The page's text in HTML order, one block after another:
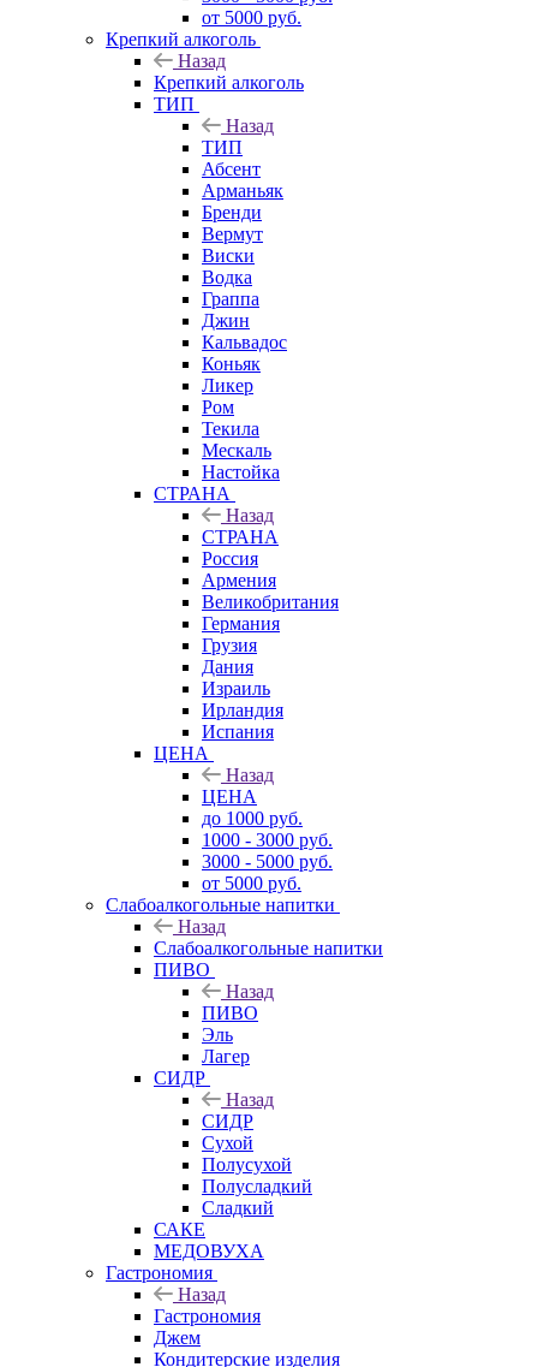
от 5000 руб.
Крепкий алкоголь
Назад
Крепкий алкоголь
ТИП
Назад
ТИП
Абсент
Арманьяк
Бренди
Вермут
Виски
Водка
Граппа
Джин
Кальвадос
Коньяк
Ликер
Ром
Текила
Мескаль
Настойка
СТРАНА
Назад
СТРАНА
Россия
Армения
Великобритания
Германия
Грузия
Дания
Израиль
Ирландия
Испания
ЦЕНА
Назад
ЦЕНА
до 1000 руб.
1000 - 3000 руб.
3000 - 5000 руб.
от 5000 руб.
Слабоалкогольные напитки
Назад
Слабоалкогольные напитки
ПИВО
Назад
ПИВО
Эль
Лагер
СИДР
Назад
СИДР
Сухой
Полусухой
Полусладкий
Сладкий
САКЕ
МЕДОВУХА
Гастрономия
Назад
Гастрономия
Джем
Кондитерские изделия